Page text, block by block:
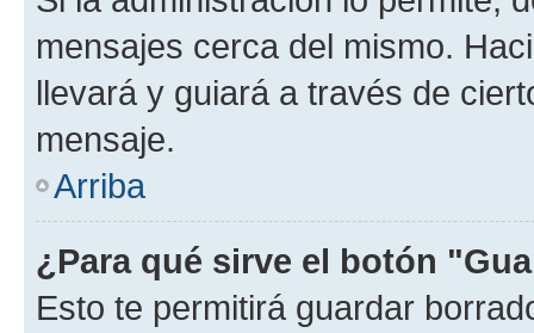
mensajes cerca del mismo.
llevará y guiará a través de
mensaje.
Arriba
¿Para qué sirve el botón
Esto te permitirá guardar